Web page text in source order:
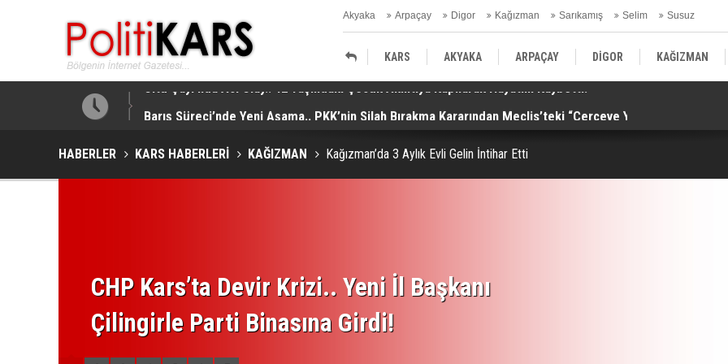
Akyaka Arpaçay Digor Kağızman Sarıkamış Selim Susuz
Kars Gündem
KARS AKYAKA ARPAÇAY DİGOR KAĞIZMAN
Barış Süreci’nde Yeni Aşama.. PKK’nin Silah Bırakma Kararından Meclis’teki “Çerçeve Yasa”na!
HABERLER KARS HABERLERİ KAĞIZMAN Kağızman’da 3 Aylık Evli Gelin İntihar Etti
CHP Kars’ta Devir Krizi.. Yeni İl Başkanı
Çilingirle Parti Binasına Girdi!